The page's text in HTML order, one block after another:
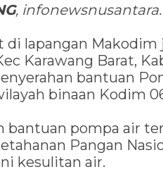
,
lapangan Makodim
Karawang Barat,
bantuan
binaan Kodim
bantuan pompa air
Pangan
kesulitan air.